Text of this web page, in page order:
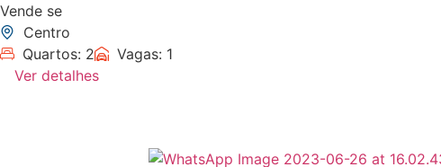
Vende se
Centro
Quartos: 2
Vagas: 1
Ver detalhes